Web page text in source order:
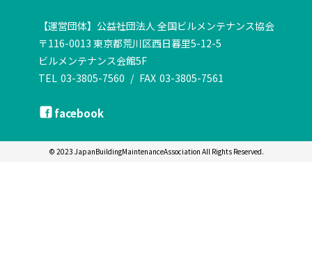
【運営団体】公益社団法人 全国ビルメンテナンス協会
〒116-0013 東京都荒川区西日暮里5-12-5
ビルメンテナンス会館5F
TEL 03-3805-7560 / FAX 03-3805-7561
facebook
© 2023 JapanBuildingMaintenanceAssociation All Rights Reserved.